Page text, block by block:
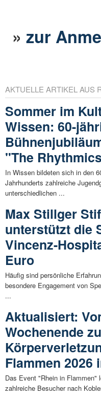
»zur
AKTUELLE ARTIKEL AUS
Sommer im
Wissen: 60-
"The
In Wissen bildeten sich in den
Jahrhunderts zahlreiche
unterschiedlichen ...
Max Stillger
unterstützt die
Vincenz-
Euro
Häufig sind persönliche
besondere Engagement von
...
Aktualisiert:
Wochenende
Flammen 2026
Das Event "Rhein in Flammen"
zahlreiche Besucher nach